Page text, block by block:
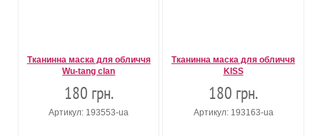
Тканинна маска для обличчя
Wu-tang clan
180 грн.
Артикул: 193553-ua
Тканинна маска для обличчя
KISS
180 грн.
Артикул: 193163-ua